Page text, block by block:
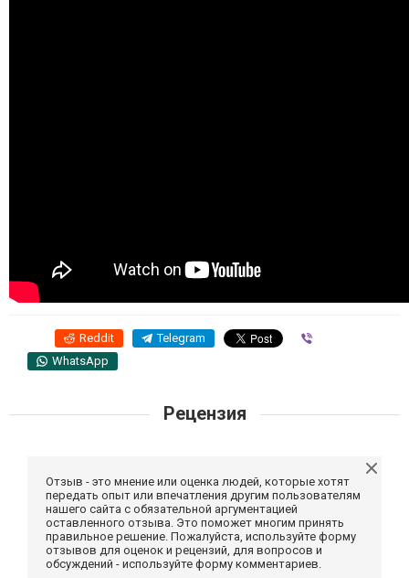
Reddit Telegram
WhatsApp
Рецензия
Отзыв - это мнение или оценка людей, которые хотят
передать опыт или впечатления другим пользователям
нашего сайта с обязательной аргументацией
оставленного отзыва. Это поможет многим принять
правильное решение. Пожалуйста, используйте форму
отзывов для оценок и рецензий, для вопросов и
обсуждений - используйте форму комментариев.